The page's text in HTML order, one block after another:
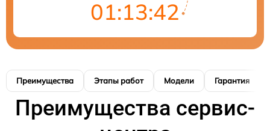
01:13:41
Преимущества Этапы работ Модели Гарантия
Преимущества сервис-